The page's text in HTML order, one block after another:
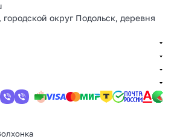
округ Подольск, деревня